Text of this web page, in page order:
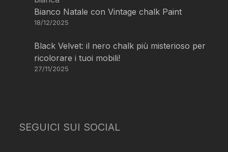
Bianco Natale con Vintage chalk Paint
18/12/2025
Black Velvet: il nero chalk più misterioso per
ricolorare i tuoi mobili!
27/11/2025
SEGUICI SUI SOCIAL